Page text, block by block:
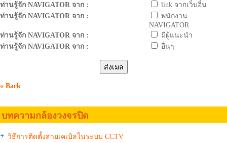
ท่านรู้จัก NAVIGATOR จาก :
link จากเว็บอื่น
ท่านรู้จัก NAVIGATOR จาก :
พนักงาน
NAVIGATOR
ท่านรู้จัก NAVIGATOR จาก :
มีผู้แนะนำ
ท่านรู้จัก NAVIGATOR จาก :
อื่นๆ
« Back
บทความกล้องวงจรปิด
วิธีการติดตั้งสายเคเบิลในระบบ CCTV